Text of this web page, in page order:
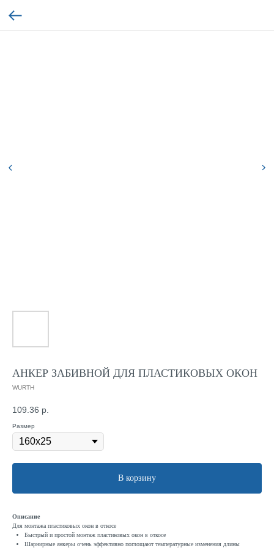
АНКЕР ЗАБИВНОЙ ДЛЯ ПЛАСТИКОВЫХ ОКОН
WURTH
109.36 р.
Размер
В корзину
Описание
Для монтажа пластиковых окон в откосе
Быстрый и простой монтаж пластиковых окон в откосе
Шарнирные анкеры очень эффективно поглощают температурные изменения длины